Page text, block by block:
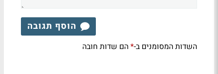
הוסף תגובה
השדות המסומנים ב-*הם שדות חובה